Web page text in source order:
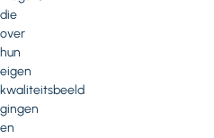
die
over
hun
eigen
kwaliteitsbeeld
gingen
en